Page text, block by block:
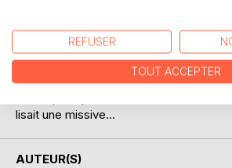
DESCRIPTION
Un nuage enveloppa Lola. Elle se
lisait une missive...
AUTEUR(S)
REFUSER
TOUT ACCEPTER